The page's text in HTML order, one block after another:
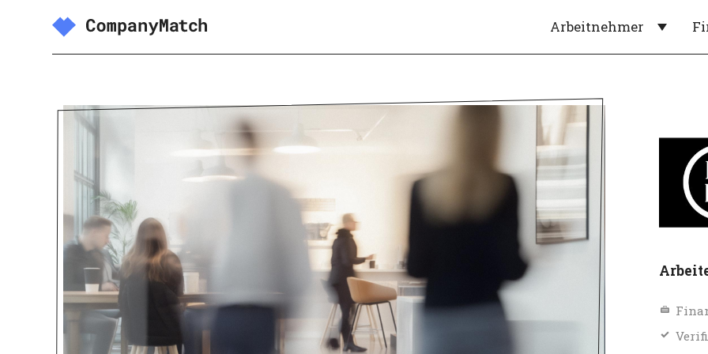
Arbeitnehmer